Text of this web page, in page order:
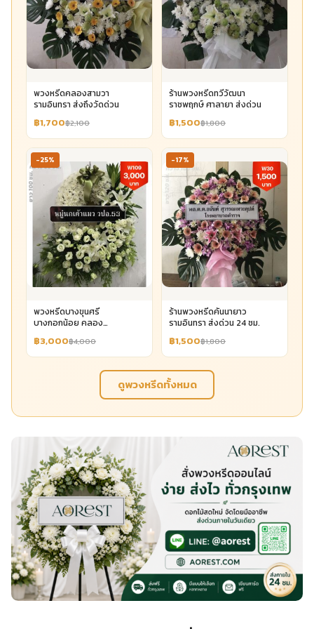
พวงหรีดคลองสามวา
รามอินทรา ส่งถึงวัดด่วน
฿1,700฿2,100
ร้านพวงหรีดทวีวัฒนา
ราชพฤกษ์ ศาลายา ส่งด่วน
฿1,500฿1,800
-25%
พวงหรีดบางขุนศรี
บางกอกน้อย คลอง
฿3,000฿4,000
-17%
ร้านพวงหรีดคันนายาว
รามอินทรา ส่งด่วน 24 ชม.
฿1,500฿1,800
ดูพวงหรีดทั้งหมด